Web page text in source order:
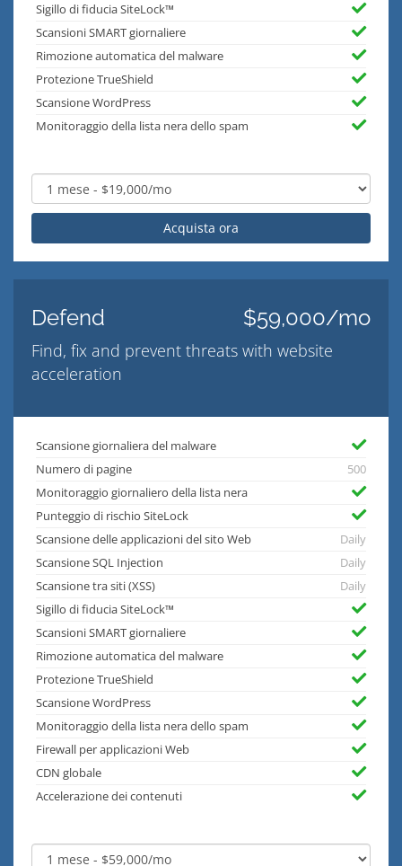
Sigillo di fiducia SiteLock™
Scansioni SMART giornaliere
Rimozione automatica del malware
Protezione TrueShield
Scansione WordPress
Monitoraggio della lista nera dello spam
Acquista ora
Defend $59,000/mo
Find, fix and prevent threats with website
acceleration
Scansione giornaliera del malware
Numero di pagine
500
Monitoraggio giornaliero della lista nera
Punteggio di rischio SiteLock
Scansione delle applicazioni del sito Web
Daily
Scansione SQL Injection
Daily
Scansione tra siti (XSS)
Daily
Sigillo di fiducia SiteLock™
Scansioni SMART giornaliere
Rimozione automatica del malware
Protezione TrueShield
Scansione WordPress
Monitoraggio della lista nera dello spam
Firewall per applicazioni Web
CDN globale
Accelerazione dei contenuti